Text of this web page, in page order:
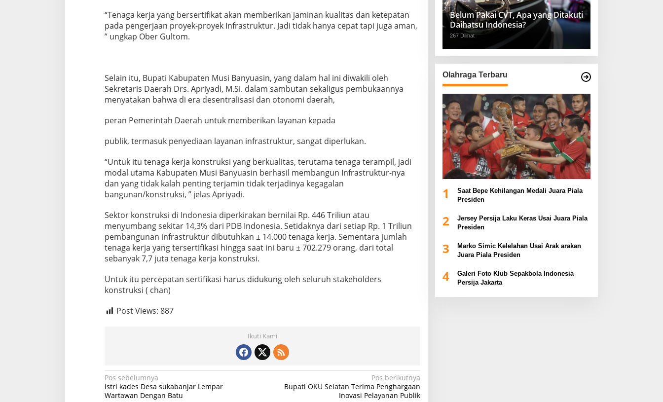
“Tenaga kerja yang bersertifikat akan memberikan jaminan kualitas dan ketepatan
pada pengerjaan proyek-proyek Infrastruktur. Jadi tidak hanya cepat tapi juga aman,
” ungkap Ober Gultom.
Selain itu, Bupati Kabupaten Musi Banyuasin, yang dalam hal ini diwakili oleh
Sekretaris Daerah Drs. Apriyadi, M.Si. dalam sambutan sekaligus pembukaannya
menyatakan bahwa di era desentralisasi dan otonomi daerah,
peran Pemerintah Daerah untuk memberikan layanan kepada
publik, termasuk penyediaan layanan infrastruktur, sangat diperlukan.
“Untuk itu tenaga kerja konstruksi yang berkualitas, terutama tenaga terampil, jadi
modal utama Kabupaten Musi Banyuasin berhasil membangun Infrastruktur-nya
dan yang tidak kalah penting terjamin tidak terjadinya kegagalan
bangunan/konstruksi, ” jelas Apriyadi.
Sektor konstruksi di Indonesia diperkirakan bernilai Rp. 446 Triliun atau
menyumbang sekitar 14,3% dari PDB Indonesia. Setidaknya dari setiap Rp. 1 Triliun
pembangunan infrastruktur dibutuhkan ± 14.000 tenaga kerja. Sementara jumlah
tenaga kerja yang tersertifikasi hingga saat ini baru ± 702.279 orang, dari total
sebanyak 7,7 juta tenaga kerja konstruksi.
Untuk itu percepatan sertifikasi harus didukung oleh seluruh stakeholders
konstruksi ( chan)
Post Views: 887
Ikuti Kami
N
a
Pos sebelumnya
istri kades Desa sukabanjar Lempar
Wartawan Dengan Batu
Pos berikutnya
Bupati OKU Selatan Terima Penghargaan
Inovasi Pelayanan Publik
Belum Pakai CVT, Apa yang Ditakuti
Daihatsu Indonesia?
267 Dilihat
Olahraga Terbaru
1
Saat Bepe Kehilangan Medali Juara Piala
Presiden
2
Jersey Persija Laku Keras Usai Juara Piala
Presiden
3
Marko Simic Kelelahan Usai Arak arakan
Juara Piala Presiden
4
Galeri Foto Klub Sepakbola Indonesia
Persija Jakarta